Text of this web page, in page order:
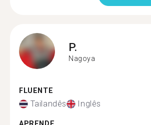
P.
Nagoya
FLUENTE
Tailandês Inglês